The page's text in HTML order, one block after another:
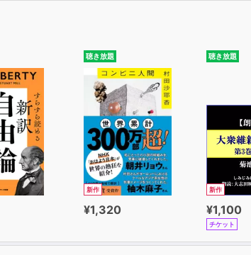
聴き放題
新作
¥1,320
聴き放題
新作
¥1,100
チケット